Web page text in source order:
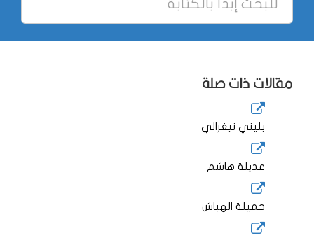
مقالات ذات صلة
بليني نيغرالي
عديلة هاشم
جميلة الهباش